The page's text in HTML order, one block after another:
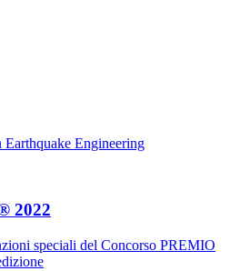
Engineering
2022
speciali del Concorso PREMIO